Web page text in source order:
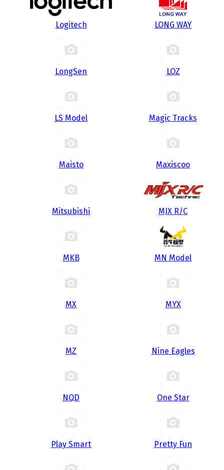
Logitech LONG WAY
LongSen LOZ
LS Model Magic Tracks
Maisto Maxiscoo
Mitsubishi MJX R/C
MKB MN Model
MX MYX
MZ Nine Eagles
NQD One Star
Play Smart Pretty Fun